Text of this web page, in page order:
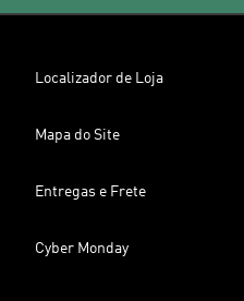
Localizador de Loja
Mapa do Site
Entregas e Frete
Cyber Monday